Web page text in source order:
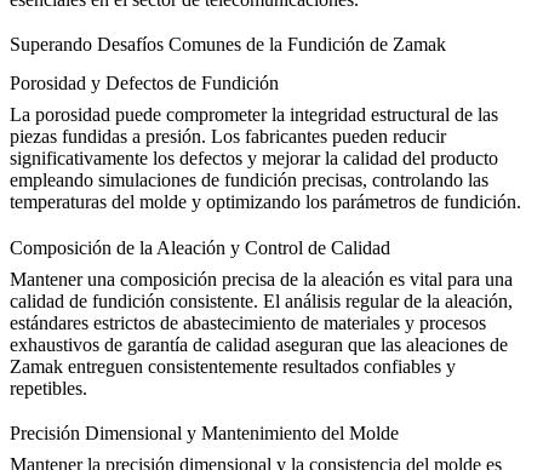
Superando Desafíos Comunes de la Fundición de Zamak
Porosidad y Defectos de Fundición
La porosidad puede comprometer la integridad estructural de las
piezas fundidas a presión. Los fabricantes pueden reducir
significativamente los defectos y mejorar la calidad del producto
empleando simulaciones de fundición precisas, controlando las
temperaturas del molde y optimizando los parámetros de fundición.
Composición de la Aleación y Control de Calidad
Mantener una composición precisa de la aleación es vital para una
calidad de fundición consistente. El análisis regular de la aleación,
estándares estrictos de abastecimiento de materiales y procesos
exhaustivos de garantía de calidad aseguran que las aleaciones de
Zamak entreguen consistentemente resultados confiables y
repetibles.
Precisión Dimensional y Mantenimiento del Molde
Mantener la precisión dimensional y la consistencia del molde es